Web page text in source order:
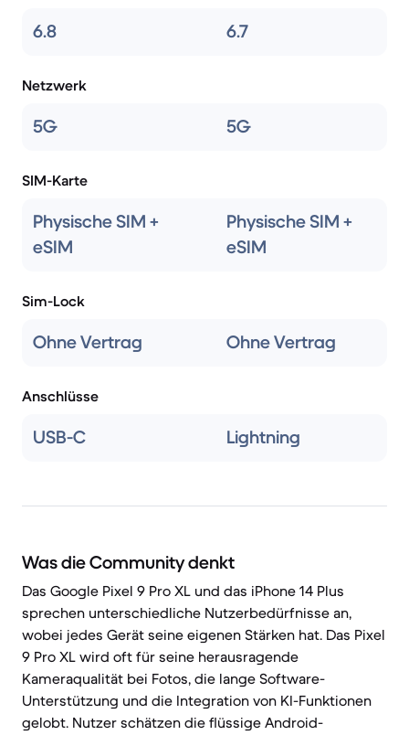
6.8 6.7
Netzwerk
5G 5G
SIM-Karte
Physische SIM +
eSIM
Physische SIM +
eSIM
Sim-Lock
Ohne Vertrag Ohne Vertrag
Anschlüsse
USB-C Lightning
Was die Community denkt
Das Google Pixel 9 Pro XL und das iPhone 14 Plus
sprechen unterschiedliche Nutzerbedürfnisse an,
wobei jedes Gerät seine eigenen Stärken hat. Das Pixel
9 Pro XL wird oft für seine herausragende
Kameraqualität bei Fotos, die lange Software-
Unterstützung und die Integration von KI-Funktionen
gelobt. Nutzer schätzen die flüssige Android-